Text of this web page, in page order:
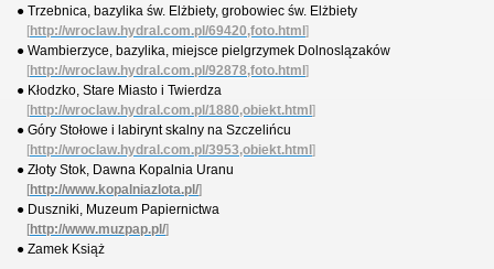
● Trzebnica, bazylika św. Elżbiety, grobowiec św. Elżbiety
[http://wroclaw.hydral.com.pl/69420,foto.html ]
● Wambierzyce, bazylika, miejsce pielgrzymek Dolnoslązaków
[http://wroclaw.hydral.com.pl/92878,foto.html ]
● Kłodzko, Stare Miasto i Twierdza
[http://wroclaw.hydral.com.pl/1880,obiekt.html ]
● Góry Stołowe i labirynt skalny na Szczelińcu
[http://wroclaw.hydral.com.pl/3953,obiekt.html ]
● Złoty Stok, Dawna Kopalnia Uranu
[http://www.kopalniazlota.pl/]
● Duszniki, Muzeum Papiernictwa
[http://www.muzpap.pl/]
● Zamek Książ